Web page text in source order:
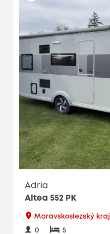
Adria
Altea 552 PK
Moravskoslezský kraj
0 5